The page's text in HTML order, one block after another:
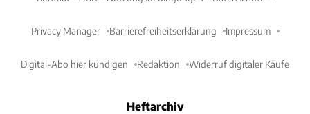
Privacy Manager Barrierefreiheitserklärung Impressum
Digital-Abo hier kündigen Redaktion Widerruf digitaler Käufe
Heftarchiv